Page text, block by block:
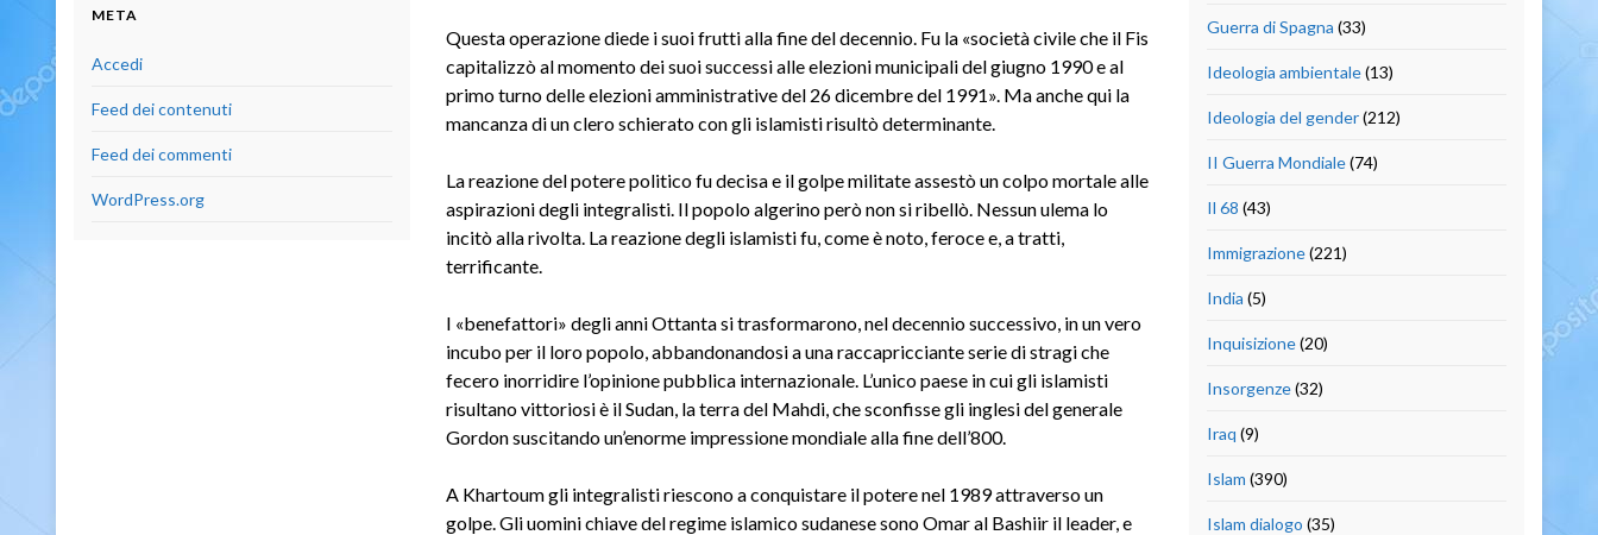
Questa operazione diede i suoi frutti alla fine del decennio. Fu la «società civile che il Fis
capitalizzò al momento dei suoi successi alle elezioni municipali del giugno 1990 e al
primo turno delle elezioni amministrative del 26 dicembre del 1991». Ma anche qui la
mancanza di un clero schierato con gli islamisti risultò determinante.
La reazione del potere politico fu decisa e il golpe militate assestò un colpo mortale alle
aspirazioni degli integralisti. Il popolo algerino però non si ribellò. Nessun ulema lo
incitò alla rivolta. La reazione degli islamisti fu, come è noto, feroce e, a tratti,
terrificante.
I «benefattori» degli anni Ottanta si trasformarono, nel decennio successivo, in un vero
incubo per il loro popolo, abbandonandosi a una raccapricciante serie di stragi che
fecero inorridire l’opinione pubblica internazionale. L’unico paese in cui gli islamisti
risultano vittoriosi è il Sudan, la terra del Mahdi, che sconfisse gli inglesi del generale
Gordon suscitando un’enorme impressione mondiale alla fine dell’800.
A Khartoum gli integralisti riescono a conquistare il potere nel 1989 attraverso un
golpe. Gli uomini chiave del regime islamico sudanese sono Omar al Bashiir il leader, e
META
Accedi
Feed dei contenuti
Feed dei commenti
WordPress.org
Guerra di Spagna (33)
Ideologia ambientale(13)
Ideologia del gender(212)
II Guerra Mondiale(74)
Il 68 (43)
Immigrazione(221)
India (5)
Inquisizione(20)
Insorgenze(32)
Iraq (9)
Islam (390)
Islam dialogo (35)